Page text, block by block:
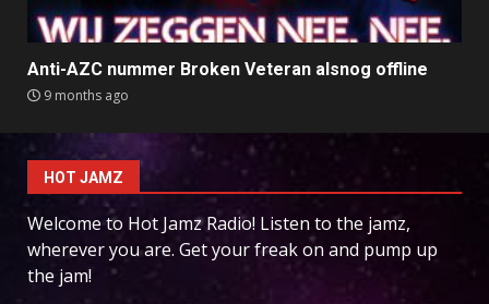
Anti-AZC nummer Broken Veteran alsnog offline
9 months ago
HOT JAMZ
Welcome to Hot Jamz Radio! Listen to the jamz,
wherever you are. Get your freak on and pump up
the jam!